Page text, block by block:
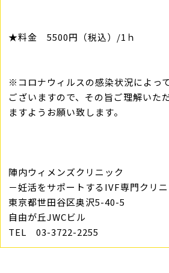
★料金 5500円（税込）/1ｈ
※コロナウィルスの感染状況によっ
ございますので、その旨ご理解いた
ますようお願い致します。
陣内ウィメンズクリニック
－妊活をサポートするIVF専門クリ
東京都世田谷区奥沢5-40-5
自由が丘JWCビル
TEL 03-3722-2255